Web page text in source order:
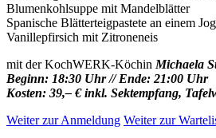
Blumenkohlsuppe mit Mandelblätter
Spanische Blätterteigpastete an einem
Vanillepfirsich mit Zitroneneis
mit der KochWERK-Köchin Michaela
Beginn: 18:30 Uhr // Ende: 21:00 Uhr
Kosten: 39,– € inkl. Sektempfang,
Weiter zur Anmeldung Weiter zur